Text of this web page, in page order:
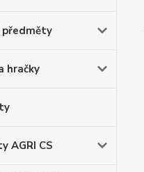
předměty
hračky
AGRI CS